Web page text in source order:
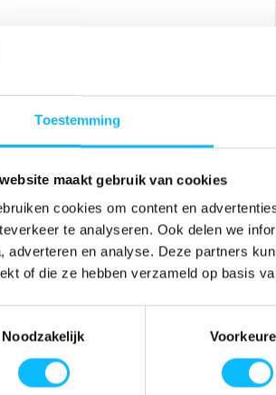
Toestemming
maakt gebruik van cookies
cookies om content en
te analyseren. Ook delen we
adverteren en analyse. Deze partners
of die ze hebben verzameld op basis
Noodzakelijk
voor de training op koelere
Raglan snit en elastische
bewegingsvrijheid; Zonder boord